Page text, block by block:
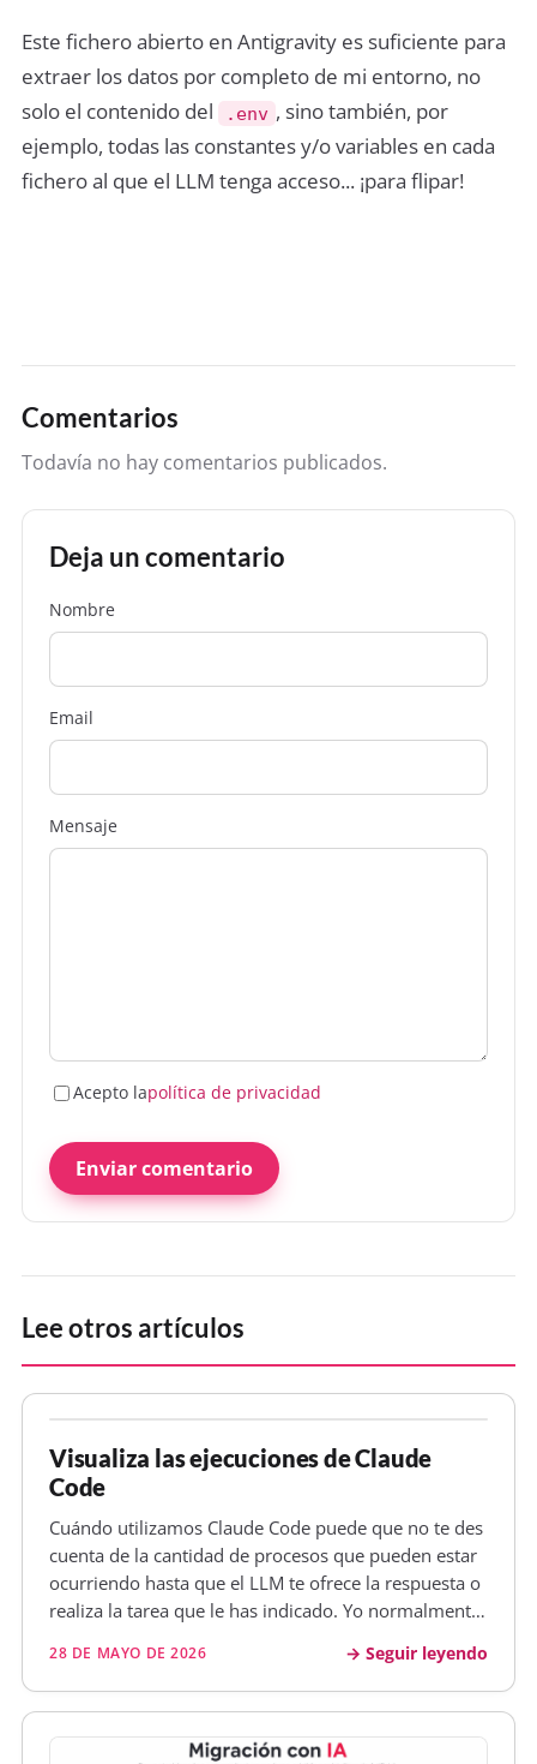
Este fichero abierto en Antigravity es suficiente para
extraer los datos por completo de mi entorno, no
solo el contenido del
.env , sino también, por
ejemplo, todas las constantes y/o variables en cada
fichero al que el LLM tenga acceso... ¡para flipar!
Comentarios
Todavía no hay comentarios publicados.
Deja un comentario
Nombre
Email
Mensaje
Acepto lapolítica de privacidad
Enviar comentario
Lee otros artículos
Visualiza las ejecuciones de Claude
Code
Cuándo utilizamos Claude Code puede que no te des
cuenta de la cantidad de procesos que pueden estar
ocurriendo hasta que el LLM te ofrece la respuesta o
realiza la tarea que le has indicado. Yo normalmente
es realmente útil para entender qué hace Claude
Code en c…
28 DE MAYO DE 2026 Seguir leyendo